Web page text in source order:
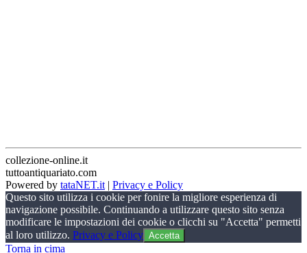
collezione-online.it
tuttoantiquariato.com
Powered by tataNET.it | Privacy e Policy
Questo sito utilizza i cookie per fonire la migliore esperienza di
navigazione possibile. Continuando a utilizzare questo sito senza
modificare le impostazioni dei cookie o clicchi su "Accetta" permetti
al loro utilizzo. Privacy e Policy Accetta
Torna in cima